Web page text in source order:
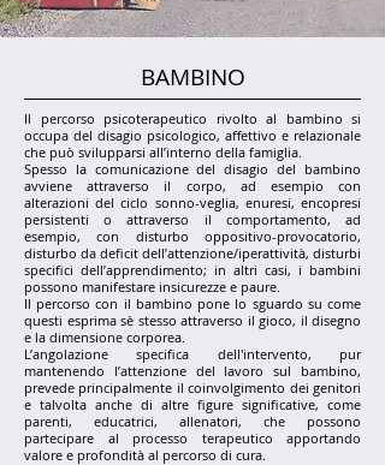
BAMBINO
Il percorso psicoterapeutico rivolto al bambino si
occupa del disagio psicologico, affettivo e relazionale
che può svilupparsi all’interno della famiglia.
Spesso la comunicazione del disagio del bambino
avviene attraverso il corpo, ad esempio con
alterazioni del ciclo sonno-veglia, enuresi, encopresi
persistenti o attraverso il comportamento, ad
esempio, con disturbo oppositivo-provocatorio,
disturbo da deficit dell’attenzione/iperattività, disturbi
specifici dell’apprendimento; in altri casi, i bambini
possono manifestare insicurezze e paure.
Il percorso con il bambino pone lo sguardo su come
questi esprima sè stesso attraverso il gioco, il disegno
e la dimensione corporea.
L’angolazione specifica dell'intervento, pur
mantenendo l’attenzione del lavoro sul bambino,
prevede principalmente il coinvolgimento dei genitori
e talvolta anche di altre figure significative, come
parenti, educatrici, allenatori, che possono
partecipare al processo terapeutico apportando
valore e profondità al percorso di cura.